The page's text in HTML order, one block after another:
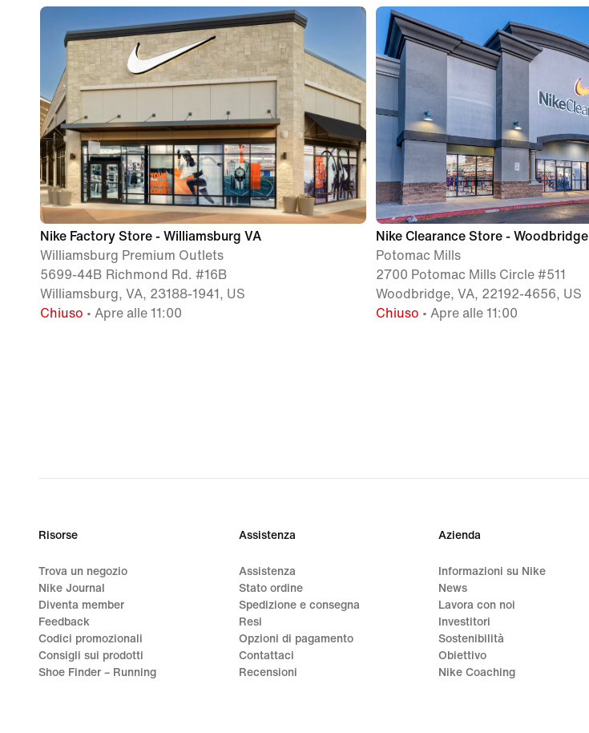
Nike Factory Store - Williamsburg VA
Williamsburg Premium Outlets
5699-44B Richmond Rd. #16B
Williamsburg, VA, 23188-1941, US
Chiuso • Apre alle 11:00
Nike Clearance Store - Woodbridge
Potomac Mills
2700 Potomac Mills Circle #511
Woodbridge, VA, 22192-4656, US
Chiuso • Apre alle 11:00
Risorse
Trova un negozio
Nike Journal
Diventa member
Feedback
Codici promozionali
Consigli sui prodotti
Shoe Finder – Running
Assistenza
Assistenza
Stato ordine
Spedizione e consegna
Resi
Opzioni di pagamento
Contattaci
Recensioni
Azienda
Informazioni su Nike
News
Lavora con noi
Investitori
Sostenibilità
Obiettivo
Nike Coaching